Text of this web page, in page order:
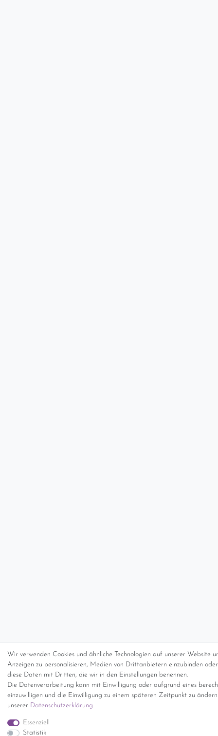
Wir verwenden Cookies und ähnliche Technologien auf unserer Website
Anzeigen zu personalisieren, Medien von Drittanbietern einzubinden
diese Daten mit Dritten, die wir in den Einstellungen benennen.
Die Datenverarbeitung kann mit Einwilligung oder aufgrund eines
einzuwilligen und die Einwilligung zu einem späteren Zeitpunkt zu
unserer Daten­schutz­erklärung.
Essenziell
Statistik